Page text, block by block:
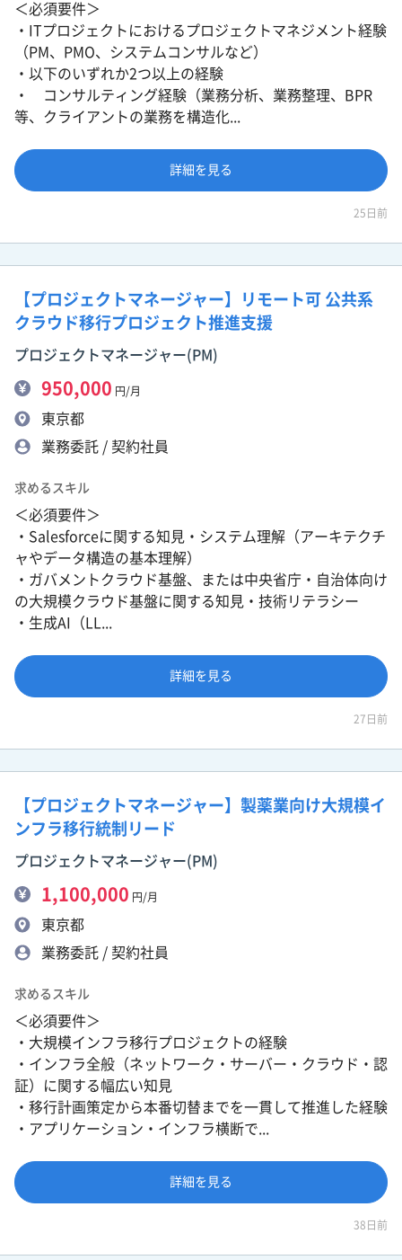
＜必須要件＞
・ITプロジェクトにおけるプロジェクトマネジメント経験
（PM、PMO、システムコンサルなど）
・以下のいずれか2つ以上の経験
・ コンサルティング経験（業務分析、業務整理、BPR
等、クライアントの業務を構造化...
詳細を見る
25日前
【プロジェクトマネージャー】リモート可 公共系
クラウド移行プロジェクト推進支援
プロジェクトマネージャー(PM)
950,000 円/月
東京都
業務委託 / 契約社員
求めるスキル
＜必須要件＞
・Salesforceに関する知見・システム理解（アーキテクチ
ャやデータ構造の基本理解）
・ガバメントクラウド基盤、または中央省庁・自治体向け
の大規模クラウド基盤に関する知見・技術リテラシー
・生成AI（LL...
詳細を見る
27日前
【プロジェクトマネージャー】製薬業向け大規模イ
ンフラ移行統制リード
プロジェクトマネージャー(PM)
1,100,000 円/月
東京都
業務委託 / 契約社員
求めるスキル
＜必須要件＞
・大規模インフラ移行プロジェクトの経験
・インフラ全般（ネットワーク・サーバー・クラウド・認
証）に関する幅広い知見
・移行計画策定から本番切替までを一貫して推進した経験
・アプリケーション・インフラ横断で...
詳細を見る
38日前